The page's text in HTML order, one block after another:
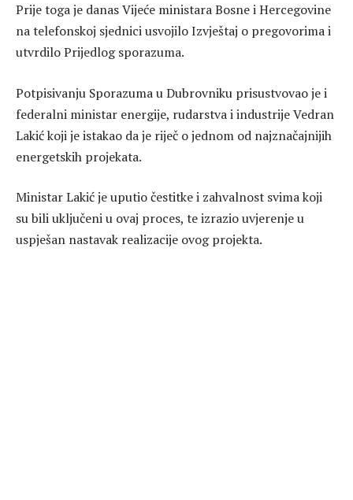
Prije toga je danas Vijeće ministara Bosne i Hercegovine
na telefonskoj sjednici usvojilo Izvještaj o pregovorima i
utvrdilo Prijedlog sporazuma.
Potpisivanju Sporazuma u Dubrovniku prisustvovao je i
federalni ministar energije, rudarstva i industrije Vedran
Lakić koji je istakao da je riječ o jednom od najznačajnijih
energetskih projekata.
Ministar Lakić je uputio čestitke i zahvalnost svima koji
su bili uključeni u ovaj proces, te izrazio uvjerenje u
uspješan nastavak realizacije ovog projekta.